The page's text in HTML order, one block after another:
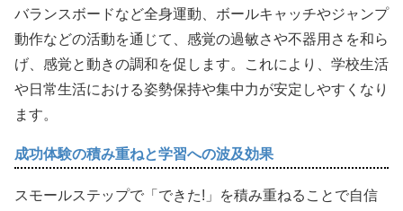
バランスボードなど全身運動、ボールキャッチやジャンプ
動作などの活動を通じて、感覚の過敏さや不器用さを和ら
げ、感覚と動きの調和を促します。これにより、学校生活
や日常生活における姿勢保持や集中力が安定しやすくなり
ます。
成功体験の積み重ねと学習への波及効果
スモールステップで「できた!」を積み重ねることで自信